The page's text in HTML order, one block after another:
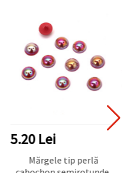
5.20 Lei
Mărgele tip perlă